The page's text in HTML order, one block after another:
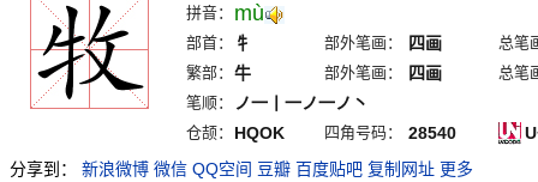
拼音： mù
部首： 牜 部外笔画： 四画
总笔
繁部： 牛 部外笔画： 四画
总笔
笔顺：
ノ一丨一ノ一ノ丶
仓颉： HQOK 四角号码： 28540
分享到：
新浪微博 微信 QQ空间 豆瓣 百度贴吧 复制网址 更多